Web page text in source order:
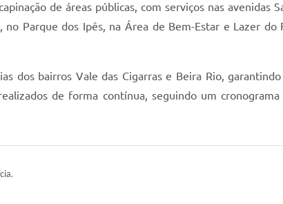
de áreas públicas, com serviços nas avenidas
Parque dos Ipês, na Área de Bem-Estar e Lazer
dos bairros Vale das Cigarras e Beira Rio,
de forma contínua, seguindo um